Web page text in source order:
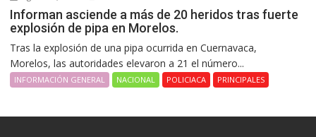
Informan asciende a más de 20 heridos tras fuerte
explosión de pipa en Morelos.
Tras la explosión de una pipa ocurrida en Cuernavaca,
Morelos, las autoridades elevaron a 21 el número...
INFORMACIÓN GENERAL NACIONAL POLICIACA PRINCIPALES